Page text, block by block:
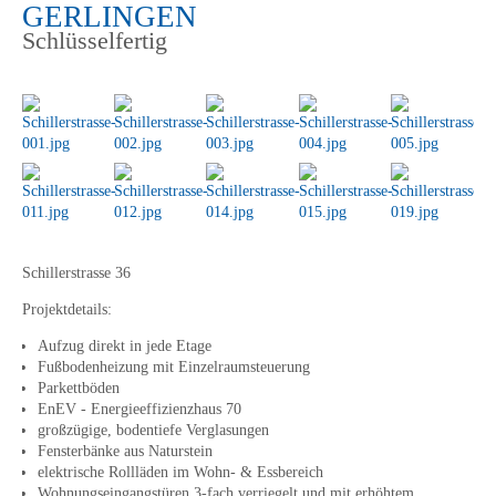
GERLINGEN
Schlüsselfertig
Schillerstrasse 36
Projektdetails:
Aufzug direkt in jede Etage
Fußbodenheizung mit Einzelraumsteuerung
Parkettböden
EnEV - Energieeffizienzhaus 70
großzügige, bodentiefe Verglasungen
Fensterbänke aus Naturstein
elektrische Rollläden im Wohn- & Essbereich